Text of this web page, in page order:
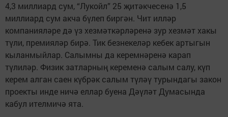
4,3 миллиард сум, “Лукойл” 25 җитәкчесенә 1,5
миллиард сум акча бүлеп биргән. Чит илләр
компанияләре дә үз хезмәткәрләренә зур хезмәт хакы
түли, премияләр бирә. Тик безнекеләр кебек артыгын
кыланмыйлар. Салымны да керемнәренә карап
түлиләр. Физик затларның кеременә салым салу, күп
керем алган саен күбрәк салым түләү турындагы закон
проекты инде ничә еллар буена Дәүләт Думасында
кабул ителмичә ята.